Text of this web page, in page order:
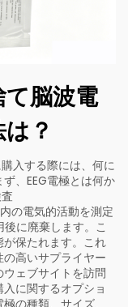
脳波電
？
入する際には、何に
、EEG電極とは何か
の電気的活動を測定
後に廃棄します。こ
保たれます。これ
高いサプライヤー
ウェブサイトを訪問
に関するオプショ